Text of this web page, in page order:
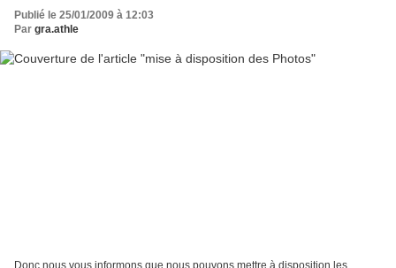
Publié le 25/01/2009 à 12:03
Par gra.athle
Donc nous vous informons que nous pouvons mettre à disposition les